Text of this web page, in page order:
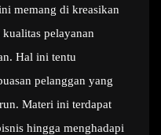
memang di kreasikan
pelayanan
Hal ini tentu
pelanggan yang
Materi ini terdapat
hingga menghadapi